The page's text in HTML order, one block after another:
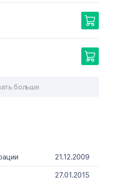
21.12.2009
27.01.2015
больше